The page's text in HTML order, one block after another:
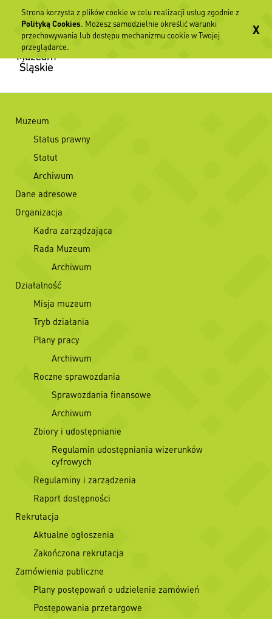
Muzeum
Status prawny
Statut
Archiwum
Dane adresowe
Organizacja
Kadra zarządzająca
Rada Muzeum
Archiwum
Działalność
Misja muzeum
Tryb działania
Plany pracy
Archiwum
Roczne sprawozdania
Sprawozdania finansowe
Archiwum
Zbiory i udostępnianie
Regulamin udostępniania wizerunków
cyfrowych
Regulaminy i zarządzenia
Raport dostępności
Rekrutacja
Aktualne ogłoszenia
Zakończona rekrutacja
Zamówienia publiczne
Plany postępowań o udzielenie zamówień
Postępowania przetargowe
Strona korzysta z plików cookie w celu realizacji usług zgodnie z
Polityką Cookies. Możesz samodzielnie określić warunki
przechowywania lub dostępu mechanizmu cookie w Twojej
przeglądarce.
X